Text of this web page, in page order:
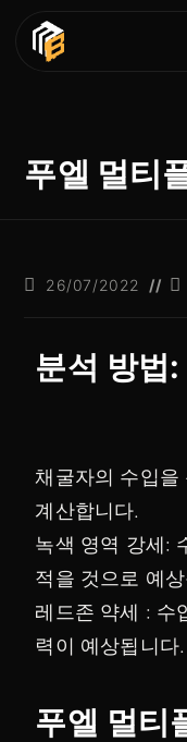
푸엘 멀티
26/07/2022
분석 방법
채굴자의 수입을
계산합니다.
녹색 영역 강세:
적을 것으로 예
레드존 약세 : 수
력이 예상됩니다.
푸엘 멀티